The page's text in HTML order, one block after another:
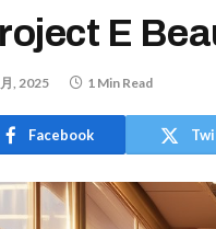
E
, 2025 1 Min Read
Facebook